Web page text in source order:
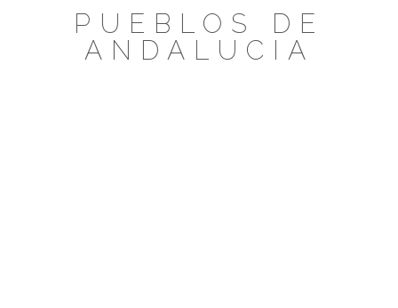
PUEBLOS DE
ANDALUCIA